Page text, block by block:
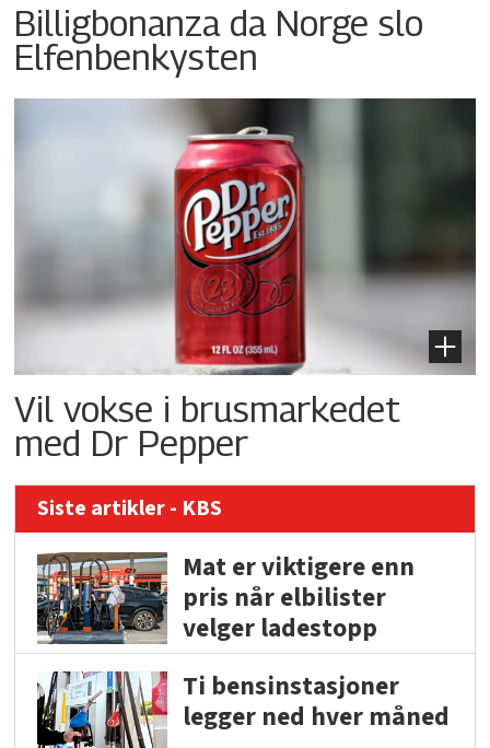
Billigbonanza da Norge slo
Elfenbenkysten
Vil vokse i brusmarkedet
med Dr Pepper
Siste artikler - KBS
Mat er viktigere enn
pris når elbilister
velger ladestopp
Ti bensinstasjoner
legger ned hver måned